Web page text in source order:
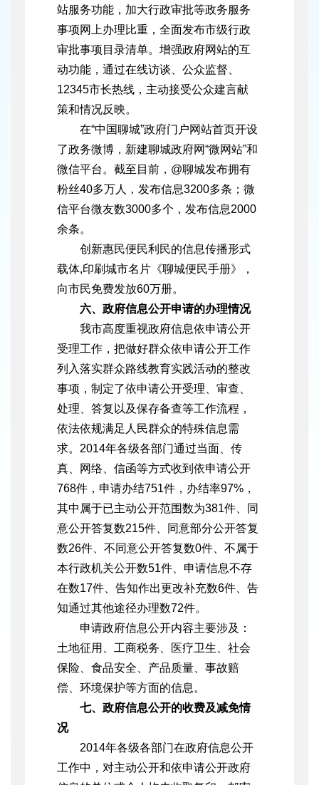
站服务功能，加大行政审批等政务服务
事项网上办理比重，全面发布市级行政
审批事项目录清单。增强政府网站的互
动功能，通过在线访谈、公众监督、
12345市长热线，主动接受公众建言献
策和情况反映。
在“中国聊城”政府门户网站首页开设
了政务微博，新建聊城政府网“微网站”和
微信平台。截至目前，@聊城发布拥有
粉丝40多万人，发布信息3200多条；微
信平台微友数3000多个，发布信息2000
余条。
创新惠民便民利民的信息传播形式
载体,印刷城市名片《聊城便民手册》，
向市民免费发放60万册。
六、政府信息公开申请的办理情况
我市高度重视政府信息依申请公开
受理工作，把做好群众依申请公开工作
列入落实群众路线教育实践活动的整改
事项，制定了依申请公开受理、审查、
处理、答复以及保存备查等工作流程，
依法依规满足人民群众的特殊信息需
求。2014年各级各部门通过当面、传
真、网络、信函等方式收到依申请公开
768件，申请办结751件，办结率97%，
其中属于已主动公开范围数为381件、同
意公开答复数215件、同意部分公开答复
数26件、不同意公开答复数0件、不属于
本行政机关公开数51件、申请信息不存
在数17件、告知作出更改补充数6件、告
知通过其他途径办理数72件。
申请政府信息公开内容主要涉及：
土地征用、工商税务、医疗卫生、社会
保险、食品安全、产品质量、事故赔
偿、环境保护等方面的信息。
七、政府信息公开的收费及减免情
况
2014年各级各部门在政府信息公开
工作中，对主动公开和依申请公开政府